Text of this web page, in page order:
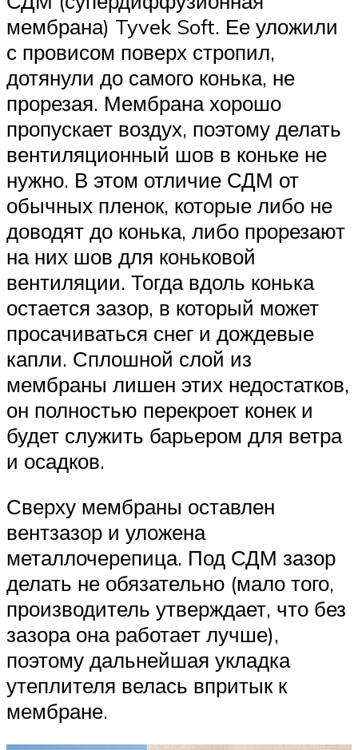
мембрана) Tyvek Soft. Ее уложили
с провисом поверх стропил,
дотянули до самого конька, не
прорезая. Мембрана хорошо
пропускает воздух, поэтому делать
вентиляционный шов в коньке не
нужно. В этом отличие СДМ от
обычных пленок, которые либо не
доводят до конька, либо прорезают
на них шов для коньковой
вентиляции. Тогда вдоль конька
остается зазор, в который может
просачиваться снег и дождевые
капли. Сплошной слой из
мембраны лишен этих недостатков,
он полностью перекроет конек и
будет служить барьером для ветра
и осадков.
Сверху мембраны оставлен
вентзазор и уложена
металлочерепица. Под СДМ зазор
делать не обязательно (мало того,
производитель утверждает, что без
зазора она работает лучше),
поэтому дальнейшая укладка
утеплителя велась впритык к
мембране.